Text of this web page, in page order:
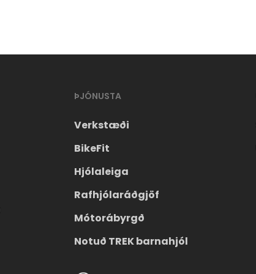
ÞJÓNUSTA
Verkstæði
BikeFit
Hjólaleiga
Rafhjólaráðgjöf
Mótorábyrgð
Notuð TREK barnahjól